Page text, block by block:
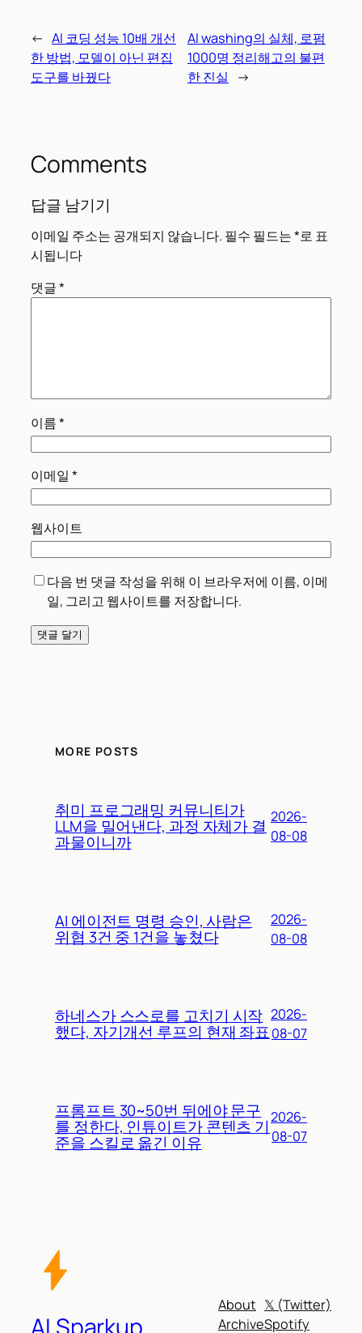
← AI 코딩 성능 10배 개선
한 방법, 모델이 아닌 편집
도구를 바꿨다
AI washing의 실체, 로펌
1000명 정리해고의 불편
한 진실
→
Comments
답글 남기기
이메일 주소는 공개되지 않습니다. 필수 필드는*로 표
시됩니다
댓글*
이름*
이메일 *
웹사이트
다음 번 댓글 작성을 위해 이 브라우저에 이름, 이메
일, 그리고 웹사이트를 저장합니다.
MORE POSTS
취미 프로그래밍 커뮤니티가
LLM을 밀어낸다, 과정 자체가 결
과물이니까
2026-
08-08
AI 에이전트 명령 승인, 사람은
위협 3건 중 1건을 놓쳤다
2026-
08-08
하네스가 스스로를 고치기 시작
했다, 자기개선 루프의 현재 좌표
2026-
08-07
프롬프트 30~50번 뒤에야 문구
를 정한다, 인튜이트가 콘텐츠 기
준을 스킬로 옮긴 이유
2026-
08-07
About
Archive
𝕏 (Twitter)
Spotify